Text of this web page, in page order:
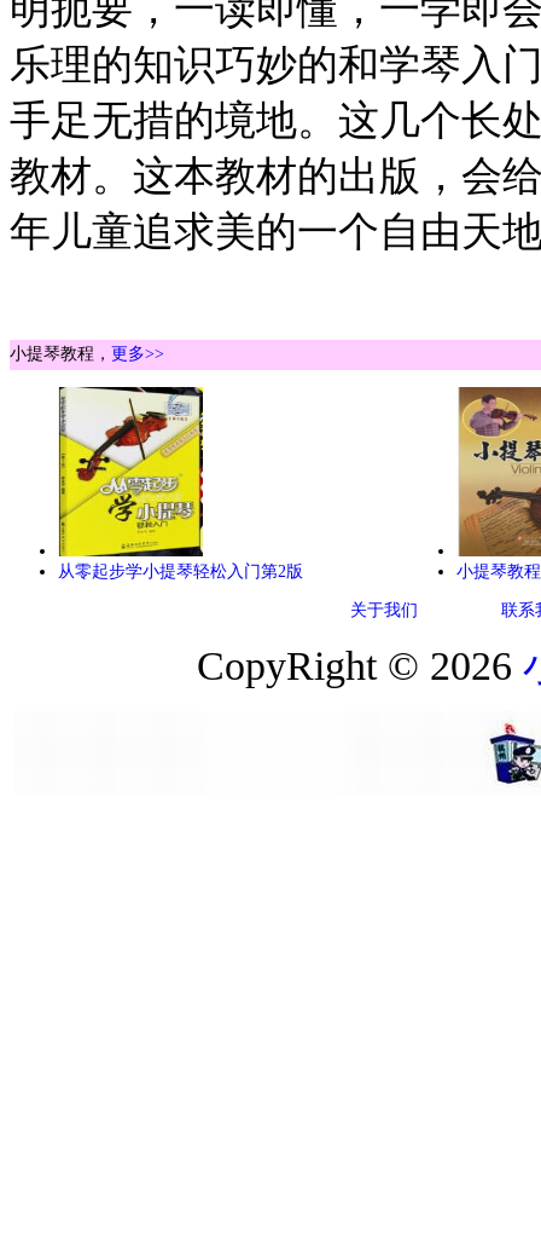
乐理的知识巧妙的和学琴入
手足无措的境地。这几个长
教材。这本教材的出版，会
年儿童追求美的一个自由天
小提琴教程， 更多>>
从零起步学小提琴轻松入门第2版 小提琴教程
关于我们 联系
CopyRight © 2026